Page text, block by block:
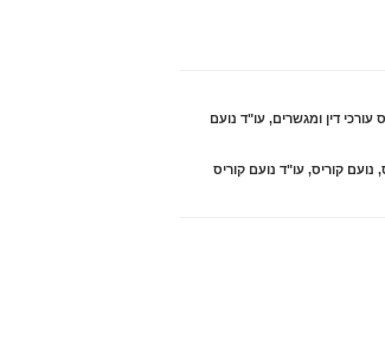
עורכי דין ומגשרים,עו"ד נועם
, נועם קוריס,עו"ד נועם קוריס